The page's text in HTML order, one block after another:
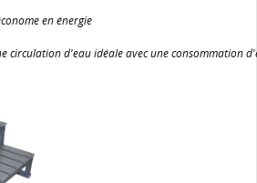
en énergie
circulation d'eau idéale avec une consommation